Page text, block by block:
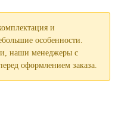
и
особенности.
наши менеджеры с
оформлением заказа.